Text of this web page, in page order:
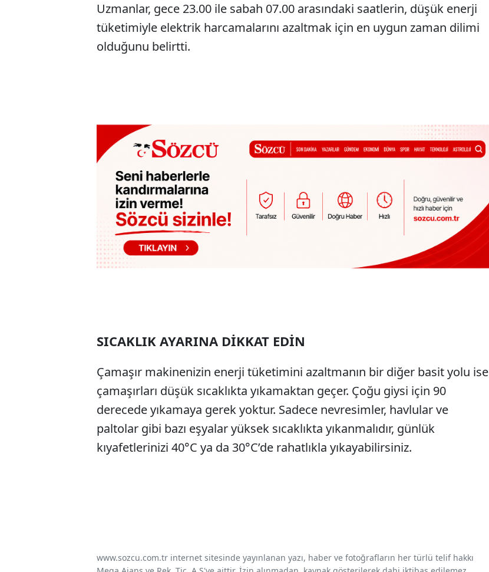
Uzmanlar, gece 23.00 ile sabah 07.00 arasındaki saatlerin, düşük enerji
tüketimiyle elektrik harcamalarını azaltmak için en uygun zaman dilimi
olduğunu belirtti.
SICAKLIK AYARINA DİKKAT EDİN
Çamaşır makinenizin enerji tüketimini azaltmanın bir diğer basit yolu ise
çamaşırları düşük sıcaklıkta yıkamaktan geçer. Çoğu giysi için 90
derecede yıkamaya gerek yoktur. Sadece nevresimler, havlular ve
paltolar gibi bazı eşyalar yüksek sıcaklıkta yıkanmalıdır, günlük
kıyafetlerinizi 40°C ya da 30°C’de rahatlıkla yıkayabilirsiniz.
www.sozcu.com.tr internet sitesinde yayınlanan yazı, haber ve fotoğrafların her türlü telif hakkı